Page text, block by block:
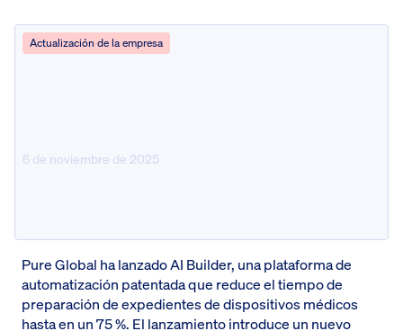
Actualización de la empresa
6 de noviembre de 2025
Pure Global ha lanzado AI Builder, una plataforma de
automatización patentada que reduce el tiempo de
preparación de expedientes de dispositivos médicos
hasta en un 75 %. El lanzamiento introduce un nuevo